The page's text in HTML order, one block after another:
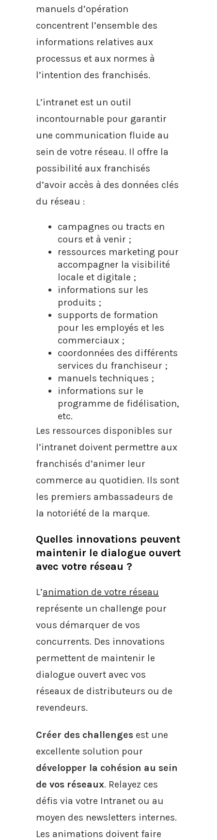
manuels d’opération
concentrent l’ensemble des
informations relatives aux
processus et aux normes à
l’intention des franchisés.
L’intranet est un outil
incontournable pour garantir
une communication fluide au
sein de votre réseau. Il offre la
possibilité aux franchisés
d’avoir accès à des données clés
du réseau :
campagnes ou tracts en
cours et à venir ;
ressources marketing pour
accompagner la visibilité
locale et digitale ;
informations sur les
produits ;
supports de formation
pour les employés et les
commerciaux ;
coordonnées des différents
services du franchiseur ;
manuels techniques ;
informations sur le
programme de fidélisation,
etc.
Les ressources disponibles sur
l’intranet doivent permettre aux
franchisés d’animer leur
commerce au quotidien. Ils sont
les premiers ambassadeurs de
la notoriété de la marque.
Quelles innovations peuvent
maintenir le dialogue ouvert
avec votre réseau ?
L’animation de votre réseau
représente un challenge pour
vous démarquer de vos
concurrents. Des innovations
permettent de maintenir le
dialogue ouvert avec vos
réseaux de distributeurs ou de
revendeurs.
Créer des challenges est une
excellente solution pour
développer la cohésion au sein
de vos réseaux. Relayez ces
défis via votre Intranet ou au
moyen des newsletters internes.
Les animations doivent faire